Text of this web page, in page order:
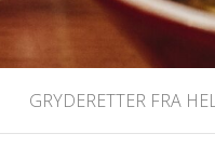
GRYDERETTER FRA